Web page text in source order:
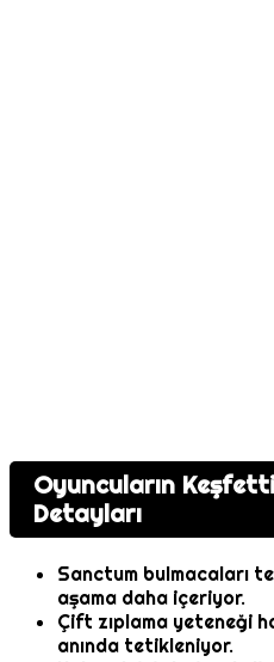
Oyuncuların
Detayları
Sanctum bulmacaları
aşama daha içeriyor.
Çift zıplama yeteneği
anında tetikleniyor.